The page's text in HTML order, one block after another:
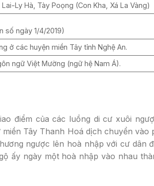
Ly Hà, Tày Poọng (Con Kha, Xá La Vàng)
số ngày 1/4/2019)
ở các huyện miền Tây tỉnh Nghệ An.
ngữ Việt Mường (ngữ hệ Nam Á).
điểm của các luồng di cư xuôi
Tây Thanh Hoá dịch chuyển vào
ngược lên hoà nhập với cư dân
ấy ngày một hoà nhập vào nhau